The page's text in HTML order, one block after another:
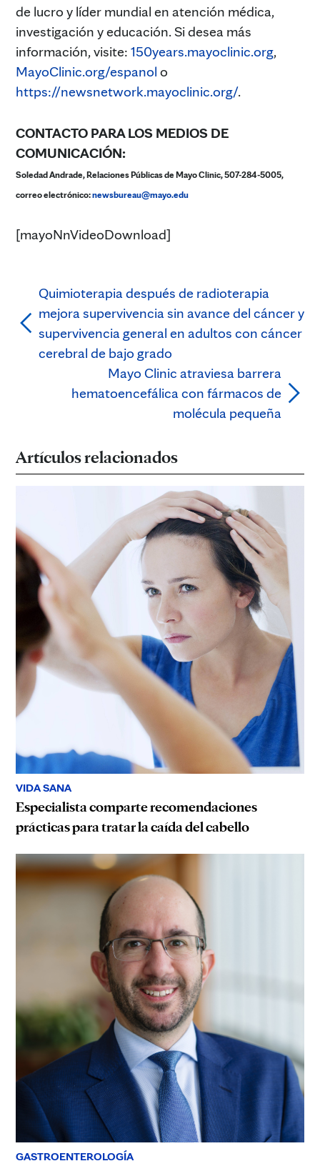
de lucro y líder mundial en atención médica,
investigación y educación. Si desea más
información, visite: 150years.mayoclinic.org,
MayoClinic.org/espanol o
https://newsnetwork.mayoclinic.org/.
CONTACTO PARA LOS MEDIOS DE
COMUNICACIÓN:
Soledad Andrade, Relaciones Públicas de Mayo Clinic, 507-284-5005,
correo electrónico:newsbureau@mayo.edu
[mayoNnVideoDownload]
Quimioterapia después de radioterapia
mejora supervivencia sin avance del cáncer y
supervivencia general en adultos con cáncer
cerebral de bajo grado
Mayo Clinic atraviesa barrera
hematoencefálica con fármacos de
molécula pequeña
Artículos relacionados
VIDA SANA
Especialista comparte recomendaciones
prácticas para tratar la caída del cabello
GASTROENTEROLOGÍA